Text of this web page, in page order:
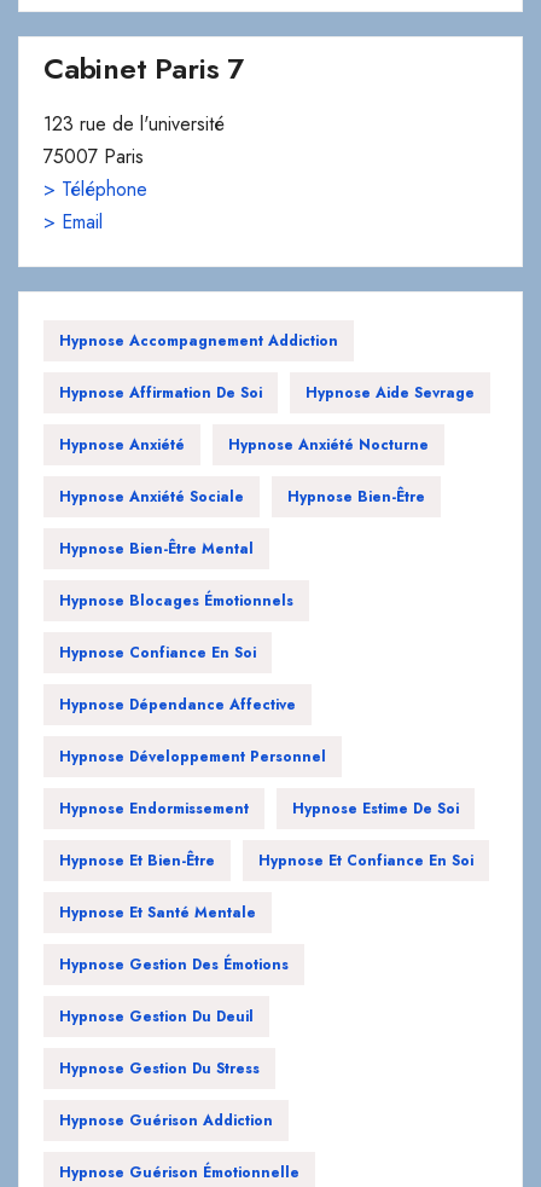
Cabinet Paris 7
123 rue de l'université
75007 Paris
> Téléphone
> Email
Hypnose Accompagnement Addiction
Hypnose Affirmation De Soi Hypnose Aide Sevrage
Hypnose Anxiété Hypnose Anxiété Nocturne
Hypnose Anxiété Sociale Hypnose Bien-Être
Hypnose Bien-Être Mental
Hypnose Blocages Émotionnels
Hypnose Confiance En Soi
Hypnose Dépendance Affective
Hypnose Développement Personnel
Hypnose Endormissement Hypnose Estime De Soi
Hypnose Et Bien-Être Hypnose Et Confiance En Soi
Hypnose Et Santé Mentale
Hypnose Gestion Des Émotions
Hypnose Gestion Du Deuil
Hypnose Gestion Du Stress
Hypnose Guérison Addiction
Hypnose Guérison Émotionnelle